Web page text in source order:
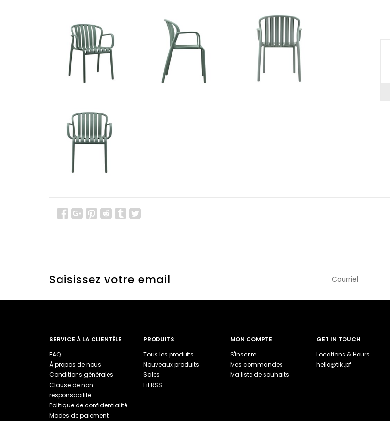
Saisissez votre email
SERVICE À LA CLIENTÈLE
FAQ
À propos de nous
Conditions générales
Clause de non-
responsabilité
Politique de confidentialité
Modes de paiement
PRODUITS
Tous les produits
Nouveaux produits
Sales
Fil RSS
MON COMPTE
S'inscrire
Mes commandes
Ma liste de souhaits
GET IN TOUCH
Locations & Hours
hello@tiki.pf